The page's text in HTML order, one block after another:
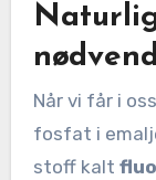
Når vi får i
fosfat i
stoff kalt